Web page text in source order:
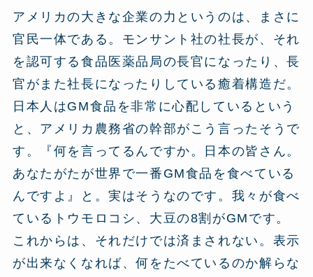
アメリカの大きな企業の力というのは、まさに
官民一体である。モンサント社の社長が、それ
を認可する食品医薬品局の長官になったり、長
官がまた社長になったりしている癒着構造だ。
日本人はGM食品を非常に心配しているという
と、アメリカ農務省の幹部がこう言ったそうで
す。『何を言ってるんですか。日本の皆さん。
あなたがたが世界で一番GM食品を食べている
んですよ』と。実はそうなのです。我々が食べ
ているトウモロコシ、大豆の8割がGMです。
これからは、それだけでは済まされない。表示
が出来なくなれば、何をたべているのか解らな